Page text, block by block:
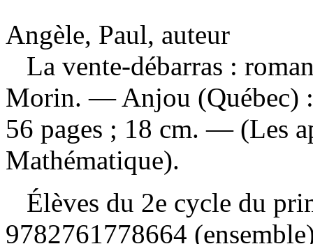
Angèle, Paul, auteur
La vente-débarras :
Morin. — Anjou (Québec)
56 pages ; 18 cm. — (Les
Mathématique).
Élèves du 2e cycle du
9782761778664